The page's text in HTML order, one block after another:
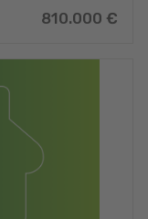
810.000 €